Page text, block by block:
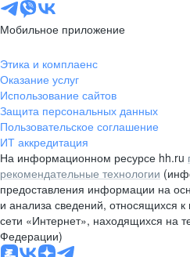
Мобильное приложение
Этика и комплаенс
Оказание услуг
Использование сайтов
Защита персональных данных
Пользовательское соглашение
ИТ аккредитация
На информационном ресурсе hh.ru
рекомендательные технологии
предоставления информации на
и анализа сведений, относящихся
сети «Интернет», находящихся на
Федерации)